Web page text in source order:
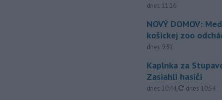
dnes 11:16
NOVÝ DOMOV:
košickej zoo
dnes 9:51
Kaplnka za
Zasiahli hasiči
dnes 10:44, aktualizované
dnes 10:54